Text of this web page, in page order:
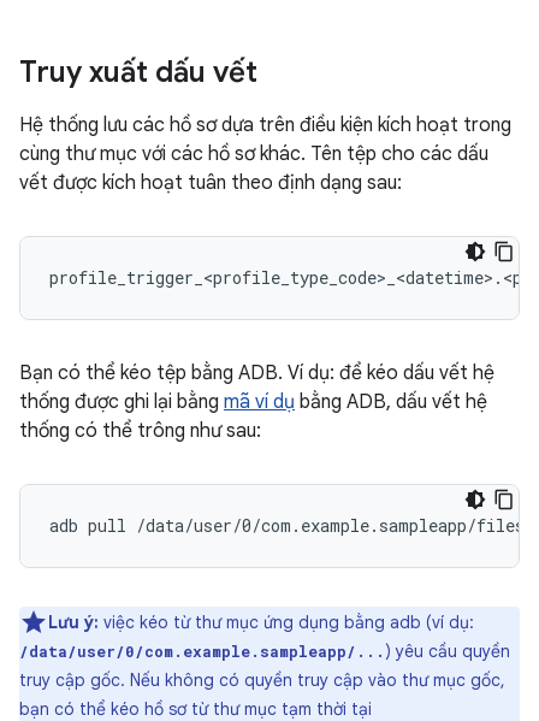
Truy xuất dấu vết
Hệ thống lưu các hồ sơ dựa trên điều kiện kích hoạt trong
cùng thư mục với các hồ sơ khác. Tên tệp cho các dấu
vết được kích hoạt tuân theo định dạng sau:
Bạn có thể kéo tệp bằng ADB. Ví dụ: để kéo dấu vết hệ
thống được ghi lại bằng mã ví dụ bằng ADB, dấu vết hệ
thống có thể trông như sau:
adb pull
Lưu ý: việc kéo từ thư mục ứng dụng bằng adb (ví dụ:
/data/user/0/com.example.sampleapp/... ) yêu cầu quyền
truy cập gốc. Nếu không có quyền truy cập vào thư mục gốc,
bạn có thể kéo hồ sơ từ thư mục tạm thời tại